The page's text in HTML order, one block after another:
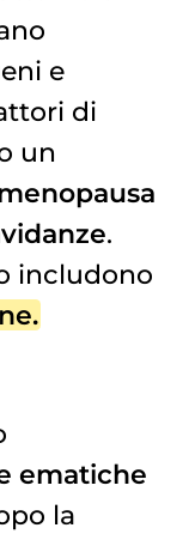
e
di
un
.
includono
.
ematiche
la